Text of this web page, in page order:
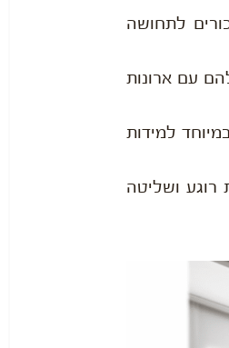
לתחושה
עם ארונות
למידות
רוגע ושליטה